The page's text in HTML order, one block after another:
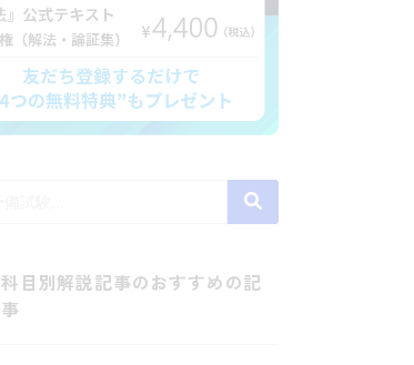
科目別解説記事のおすすめの記
事